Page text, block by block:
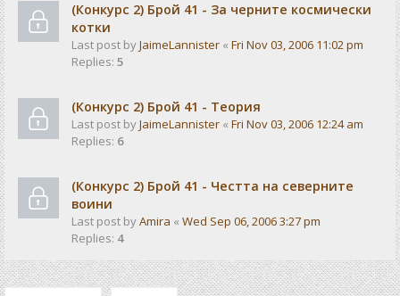
(Конкурс 2) Брой 41 - За черните космически
котки
Last post byJaimeLannister « Fri Nov 03, 2006 11:02 pm
Replies: 5
(Конкурс 2) Брой 41 - Теория
Last post byJaimeLannister « Fri Nov 03, 2006 12:24 am
Replies: 6
(Конкурс 2) Брой 41 - Честта на северните
воини
Last post byAmira « Wed Sep 06, 2006 3:27 pm
Replies: 4